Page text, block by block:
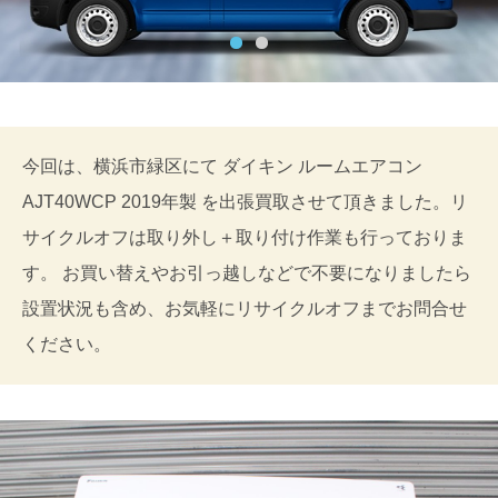
今回は、横浜市緑区にて ダイキン ルームエアコン
AJT40WCP 2019年製 を出張買取させて頂きました。リ
サイクルオフは取り外し＋取り付け作業も行っておりま
す。 お買い替えやお引っ越しなどで不要になりましたら
設置状況も含め、お気軽にリサイクルオフまでお問合せ
ください。